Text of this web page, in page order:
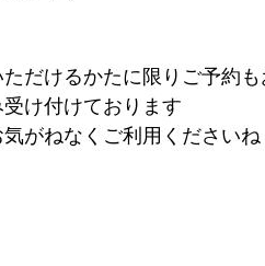
だけるかたに限りご予約
け付けております
がねなくご利用くださいね